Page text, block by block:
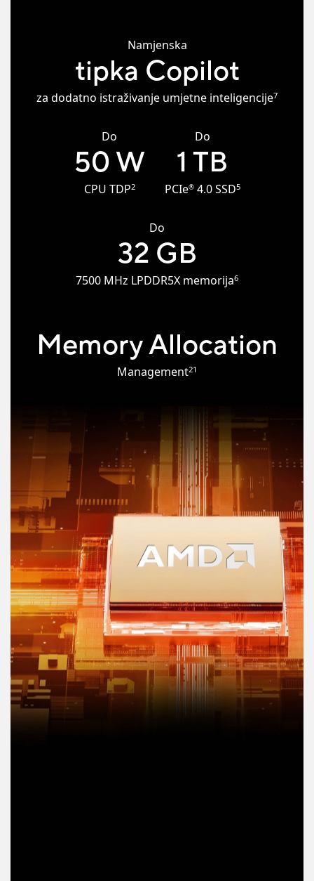
Namjenska
tipka Copilot
za dodatno istraživanje umjetne inteligencije7
Do
50 W
CPU TDP2
Do
1 TB
PCIe®4.0 SSD5
Do
32 GB
7500 MHz LPDDR5X memorija6
Memory Allocation
Management21